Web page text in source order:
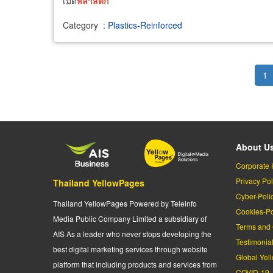
Category : Plastics-Reinforced
1
Thailand YellowPages
Thailand YellowPages Powered by Teleinfo
Media Public Company Limited a subsidiary of
AIS As a leader who never stops developing the
best digital marketing services through website
platform that including products and services from
About
Corporate
Privacy
Cyber-
Cookies-
Terms
Testimonial
Global